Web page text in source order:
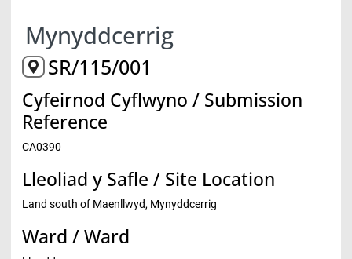
Mynyddcerrig
SR/115/001
Cyfeirnod Cyflwyno / Submission
Reference
CA0390
Lleoliad y Safle / Site Location
Land south of Maenllwyd, Mynyddcerrig
Ward / Ward